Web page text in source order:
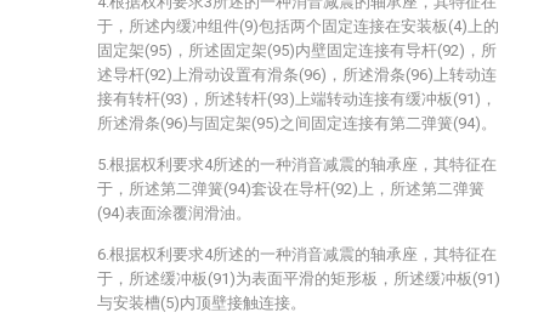
于，所述内缓冲组件(9)包括两个固定连接在安装板(4)上的
固定架(95)，所述固定架(95)内壁固定连接有导杆(92)，所
述导杆(92)上滑动设置有滑条(96)，所述滑条(96)上转动连
接有转杆(93)，所述转杆(93)上端转动连接有缓冲板(91)，
所述滑条(96)与固定架(95)之间固定连接有第二弹簧(94)。
5.根据权利要求4所述的一种消音减震的轴承座，其特征在
于，所述第二弹簧(94)套设在导杆(92)上，所述第二弹簧
(94)表面涂覆润滑油。
6.根据权利要求4所述的一种消音减震的轴承座，其特征在
于，所述缓冲板(91)为表面平滑的矩形板，所述缓冲板(91)
与安装槽(5)内顶壁接触连接。